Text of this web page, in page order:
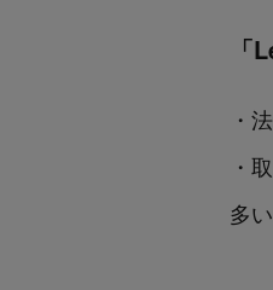
・
・
多い